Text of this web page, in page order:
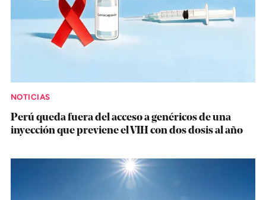
NOTICIAS
Perú queda fuera del acceso a genéricos de una
inyección que previene el VIH con dos dosis al año